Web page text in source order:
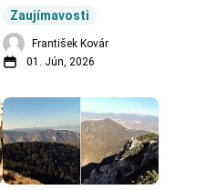
Zaujímavosti
František Kovár
01. Jún, 2026